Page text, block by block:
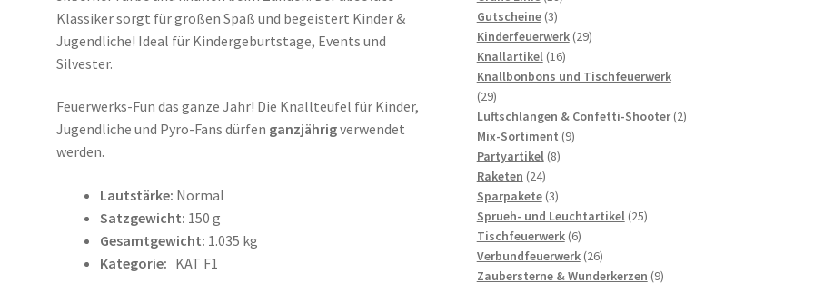
Klassiker sorgt für großen Spaß und begeistert Kinder &
Jugendliche! Ideal für Kindergeburtstage, Events und
Silvester.
Feuerwerks-Fun das ganze Jahr! Die Knallteufel für Kinder,
Jugendliche und Pyro-Fans dürfen ganzjährigverwendet
werden.
Lautstärke: Normal
Satzgewicht: 150 g
Gesamtgewicht: 1.035 kg
Kategorie: KAT F1
Gutscheine 33
Produkte
Kinderfeuerwerk 2929
Knallartikel 1616
Produkte
Knallbonbons und Tischfeuerwerk
2929
Produkte
Luftschlangen & Confetti-Shooter 22
Mix-Sortiment 99
Partyartikel 88
Raketen 2424
Produkte
Sparpakete 33
Produkte
Sprueh- und Leuchtartikel 2525
Tischfeuerwerk 66
Produkte
Verbundfeuerwerk 2626
Produkte
Zaubersterne & Wunderkerzen 99